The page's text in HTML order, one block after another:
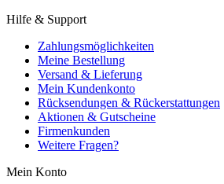
Hilfe & Support
Zahlungsmöglichkeiten
Meine Bestellung
Versand & Lieferung
Mein Kundenkonto
Rücksendungen & Rückerstattungen
Aktionen & Gutscheine
Firmenkunden
Weitere Fragen?
Mein Konto